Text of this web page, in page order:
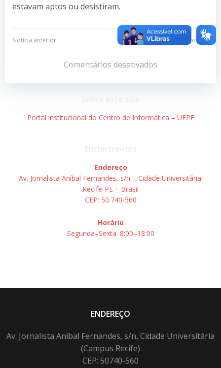
estavam aptos ou desistiram.
Navegação
Post
Notícia anterior
Navegação
de
Post
Próxima notícia
Comentários desativados
Portal institucional do Centro de Informática – UFPE
Endereço
Av. Jornalista Aníbal Fernandes, s/n – Cidade Universitária.
Recife-PE – Brasil
CEP: 50.740-560
Horário
Segunda–Sexta: 8:00–18:00
ENDEREÇO
Av. Jornalista Anibal Fernandes, s/n, Cidade Universitária
(Campus Recife)
CEP: 50740-560